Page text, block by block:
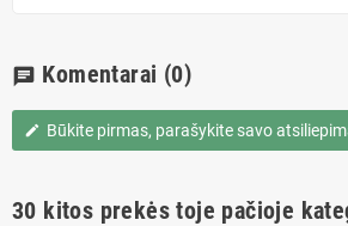
chat Komentarai (0)
edit Būkite pirmas, parašykite savo
30 kitos prekės toje pačioje